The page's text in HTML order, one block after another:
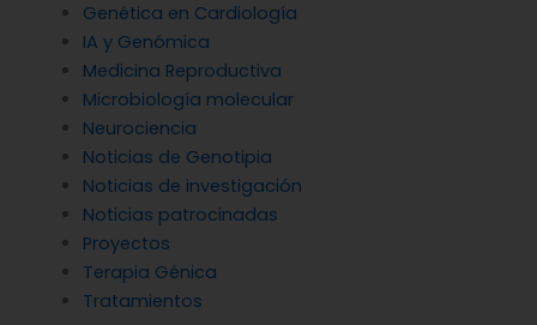
Genética en Cardiología
IA y Genómica
Medicina Reproductiva
Microbiología molecular
Neurociencia
Noticias de Genotipia
Noticias de investigación
Noticias patrocinadas
Proyectos
Terapia Génica
Tratamientos